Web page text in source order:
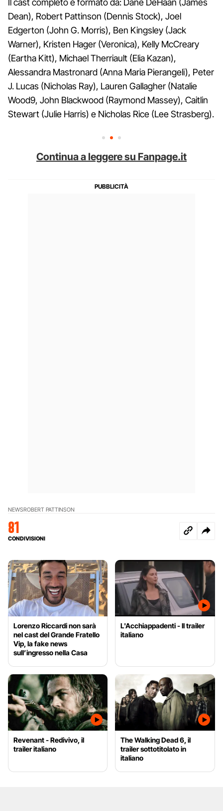
Il cast completo è formato da: Dane DeHaan (James
Dean), Robert Pattinson (Dennis Stock), Joel
Edgerton (John G. Morris), Ben Kingsley (Jack
Warner), Kristen Hager (Veronica), Kelly McCreary
(Eartha Kitt), Michael Therriault (Elia Kazan),
Alessandra Mastronard (Anna Maria Pierangeli), Peter
J. Lucas (Nicholas Ray), Lauren Gallagher (Natalie
Wood9, John Blackwood (Raymond Massey), Caitlin
Stewart (Julie Harris) e Nicholas Rice (Lee Strasberg).
Continua a leggere su Fanpage.it
NEWSROBERT PATTINSON
81
CONDIVISIONI
Lorenzo Riccardi non sarà
nel cast del Grande Fratello
Vip, la fake news
sull’ingresso nella Casa
L'Acchiappadenti - Il trailer
italiano
Revenant - Redivivo, il
trailer italiano
The Walking Dead 6, il
trailer sottotitolato in
italiano